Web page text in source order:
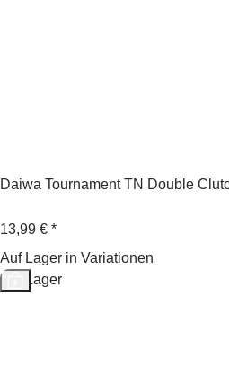
Daiwa Tournament TN Double
13,99 € *
Auf Lager in Variationen
Auf Lager